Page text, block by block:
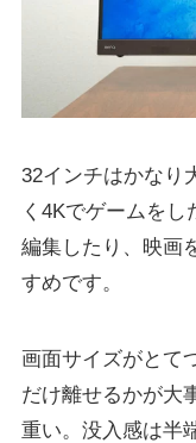
32インチはかなり
く4Kでゲームを
編集したり、映画
すめです。
画面サイズがとて
だけ離せるかが大
重い。没入感は半